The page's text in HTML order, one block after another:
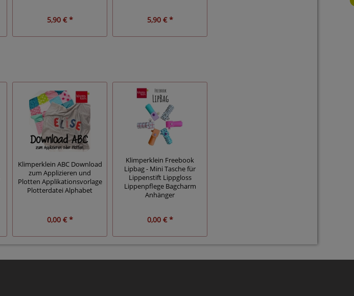
5,90 € * 5,90 € *
Klimperklein ABC Download
zum Applizieren und
Plotten Applikationsvorlage
Plotterdatei Alphabet
0,00 € *
Klimperklein Freebook
Lipbag - Mini Tasche für
Lippenstift Lippgloss
Lippenpflege Bagcharm
Anhänger
0,00 € *